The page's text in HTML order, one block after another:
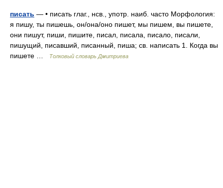
писать — • писать глаг., нсв., употр. наиб. часто Морфология:
я пишу, ты пишешь, он/она/оно пишет, мы пишем, вы пишете,
они пишут, пиши, пишите, писал, писала, писало, писали,
пишущий, писавший, писанный, пиша; св. написать 1. Когда вы
пишете …
Толковый словарь Дмитриева